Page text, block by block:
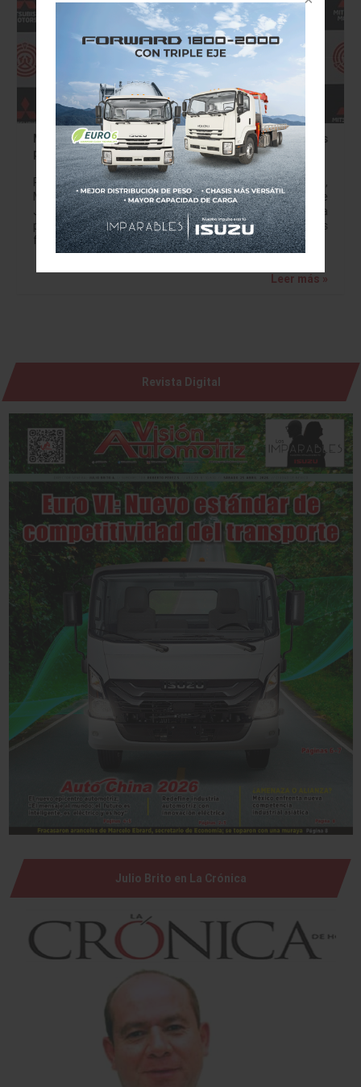
Mitsubishi Motors comienza la producción de caretas
para ayudar a prevenir los contagios por Covid-19
Para ayudar a prevenir los contagios por Covid-19,
Mitsubishi Motors Corporation (MMC) produce desde
Japón caretas para donarlas a instituciones médicas. La
producción de aproximadamente 1,500 protectores
faciales por mes…
Leer más »
Revista Digital
Julio Brito en La Crónica